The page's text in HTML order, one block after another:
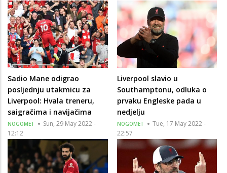
Sadio Mane odigrao
posljednju utakmicu za
Liverpool: Hvala treneru,
saigračima i navijačima
NOGOMET
Sun, 29 May 2022 -
12:12
Liverpool slavio u
Southamptonu, odluka o
prvaku Engleske pada u
nedjelju
NOGOMET
Tue, 17 May 2022 -
22:57